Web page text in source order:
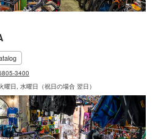
3400
曜日, 水曜日（祝日の場合 翌日）